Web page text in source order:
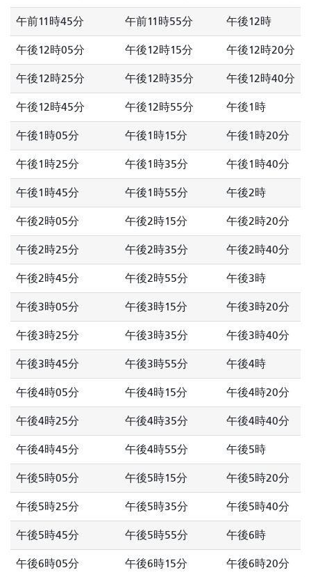
午前11時45分 午前11時55分 午後12時
午後12時05分 午後12時15分 午後12時20分
午後12時25分 午後12時35分 午後12時40分
午後12時45分 午後12時55分 午後1時
午後1時05分 午後1時15分 午後1時20分
午後1時25分 午後1時35分 午後1時40分
午後1時45分 午後1時55分 午後2時
午後2時05分 午後2時15分 午後2時20分
午後2時25分 午後2時35分 午後2時40分
午後2時45分 午後2時55分 午後3時
午後3時05分 午後3時15分 午後3時20分
午後3時25分 午後3時35分 午後3時40分
午後3時45分 午後3時55分 午後4時
午後4時05分 午後4時15分 午後4時20分
午後4時25分 午後4時35分 午後4時40分
午後4時45分 午後4時55分 午後5時
午後5時05分 午後5時15分 午後5時20分
午後5時25分 午後5時35分 午後5時40分
午後5時45分 午後5時55分 午後6時
午後6時05分 午後6時15分 午後6時20分